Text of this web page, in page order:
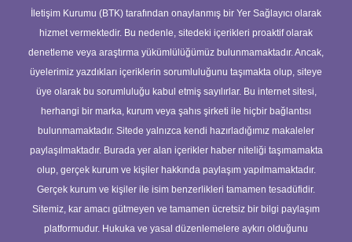
İletişim Kurumu (BTK) tarafından onaylanmış bir Yer Sağlayıcı olarak
hizmet vermektedir. Bu nedenle, sitedeki içerikleri proaktif olarak
denetleme veya araştırma yükümlülüğümüz bulunmamaktadır. Ancak,
üyelerimiz yazdıkları içeriklerin sorumluluğunu taşımakta olup, siteye
üye olarak bu sorumluluğu kabul etmiş sayılırlar. Bu internet sitesi,
herhangi bir marka, kurum veya şahıs şirketi ile hiçbir bağlantısı
bulunmamaktadır. Sitede yalnızca kendi hazırladığımız makaleler
paylaşılmaktadır. Burada yer alan içerikler haber niteliği taşımamakta
olup, gerçek kurum ve kişiler hakkında paylaşım yapılmamaktadır.
Gerçek kurum ve kişiler ile isim benzerlikleri tamamen tesadüfidir.
Sitemiz, kar amacı gütmeyen ve tamamen ücretsiz bir bilgi paylaşım
platformudur. Hukuka ve yasal düzenlemelere aykırı olduğunu